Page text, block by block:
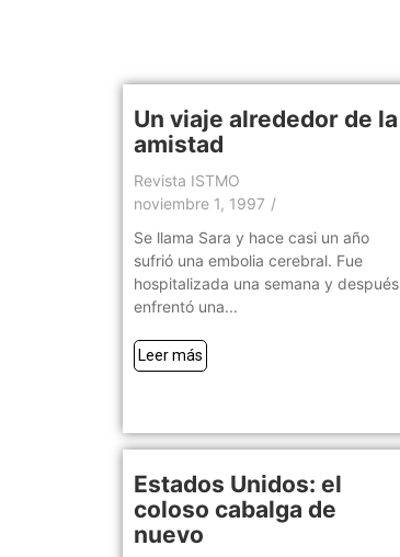
Un viaje alrededor de la
amistad
Revista ISTMO
noviembre 1, 1997 /
Se llama Sara y hace casi un año
sufrió una embolia cerebral. Fue
hospitalizada una semana y después
enfrentó una...
Leer más
Estados Unidos: el
coloso cabalga de
nuevo